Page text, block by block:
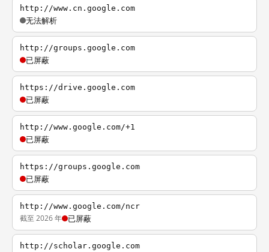
http://www.cn.google.com
无法解析
http://groups.google.com
已屏蔽
https://drive.google.com
已屏蔽
http://www.google.com/+1
已屏蔽
https://groups.google.com
已屏蔽
http://www.google.com/ncr
截至 2026 年 已屏蔽
http://scholar.google.com